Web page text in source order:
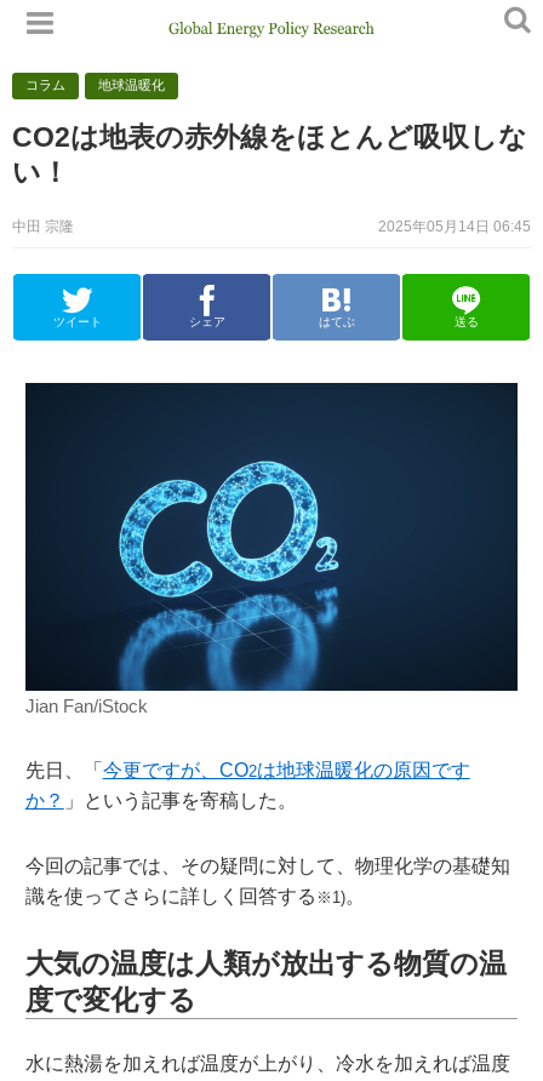
コラム 地球温暖化
CO2は地表の赤外線をほとんど吸収しな
い！
2025年05月14日 06:45
中田 宗隆
ツイート シェア はてぶ 送る
Jian Fan/iStock
先日、「 今更ですが、CO2は地球温暖化の原因です
か？ 」という記事を寄稿した。
今回の記事では、その疑問に対して、物理化学の基礎知
識を使ってさらに詳しく回答する ※1)。
大気の温度は人類が放出する物質の温
度で変化する
水に熱湯を加えれば温度が上がり、冷水を加えれば温度